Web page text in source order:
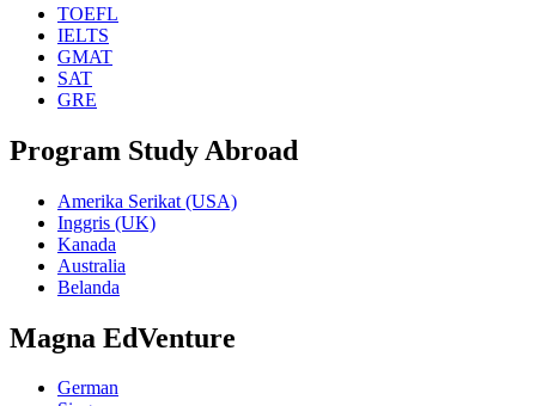
TOEFL
IELTS
GMAT
SAT
GRE
Program Study Abroad
Amerika Serikat (USA)
Inggris (UK)
Kanada
Australia
Belanda
Magna EdVenture
German